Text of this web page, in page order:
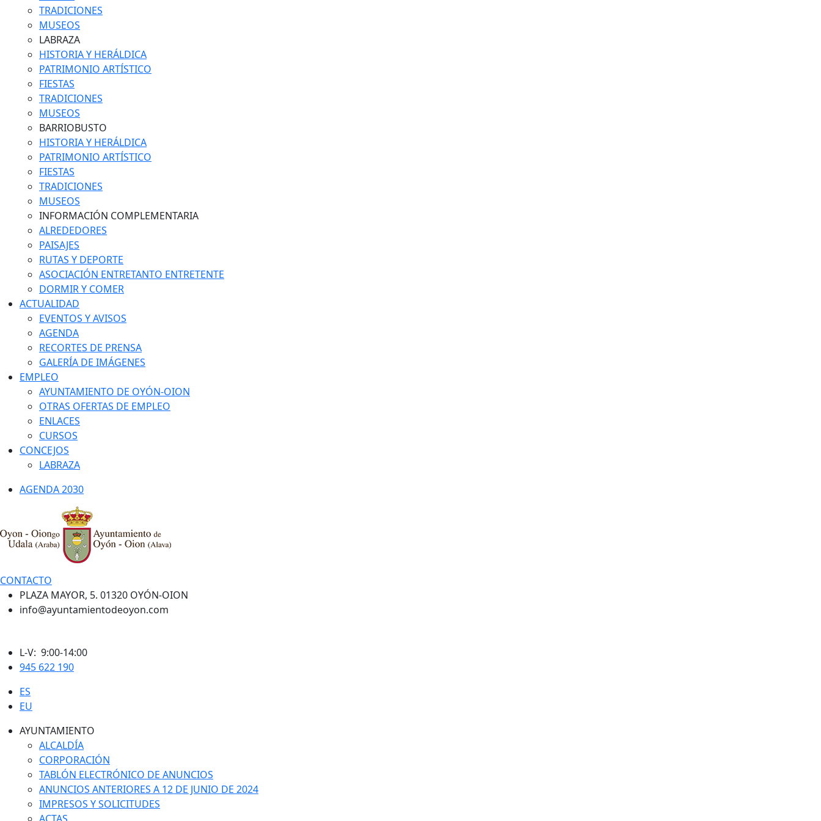
TRADICIONES
MUSEOS
LABRAZA
HISTORIA Y HERÁLDICA
PATRIMONIO ARTÍSTICO
FIESTAS
TRADICIONES
MUSEOS
BARRIOBUSTO
HISTORIA Y HERÁLDICA
PATRIMONIO ARTÍSTICO
FIESTAS
TRADICIONES
MUSEOS
INFORMACIÓN COMPLEMENTARIA
ALREDEDORES
PAISAJES
RUTAS Y DEPORTE
ASOCIACIÓN ENTRETANTO ENTRETENTE
DORMIR Y COMER
ACTUALIDAD
EVENTOS Y AVISOS
AGENDA
RECORTES DE PRENSA
GALERÍA DE IMÁGENES
EMPLEO
AYUNTAMIENTO DE OYÓN-OION
OTRAS OFERTAS DE EMPLEO
ENLACES
CURSOS
CONCEJOS
LABRAZA
AGENDA 2030
CONTACTO
PLAZA MAYOR, 5. 01320 OYÓN-OION
info@ayuntamientodeoyon.com
L-V: 9:00-14:00
945 622 190
ES
EU
AYUNTAMIENTO
ALCALDÍA
CORPORACIÓN
TABLÓN ELECTRÓNICO DE ANUNCIOS
ANUNCIOS ANTERIORES A 12 DE JUNIO DE 2024
IMPRESOS Y SOLICITUDES